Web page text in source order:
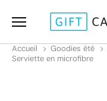
Accueil Goodies été
Serviette en microfibre